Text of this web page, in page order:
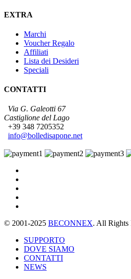
EXTRA
Marchi
Voucher Regalo
Affiliati
Lista dei Desideri
Speciali
CONTATTI
Via G. Galeotti 67
Castiglione del Lago
+39 348 7205352
info@bolledisapone.net
© 2001-2025 BECONNEX. All Rights
SUPPORTO
DOVE SIAMO
CONTATTI
NEWS